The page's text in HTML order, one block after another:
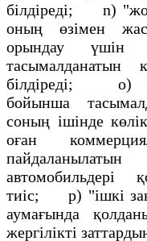
бiлдiредi; n)
оның өзiмен
орындау үшiн
бiлдiредi; о)
бойынша
соның iшiнде
оған
автомобильдерi
тиiс; р) "iшкi
аумағында
жергiлiктi